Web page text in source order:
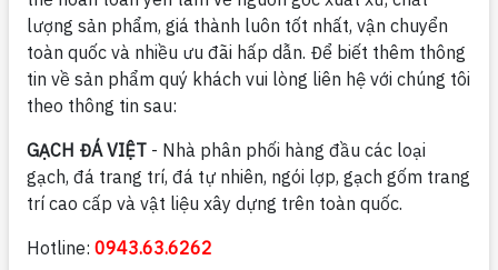
lượng sản phẩm, giá thành luôn tốt nhất, vận chuyển
toàn quốc và nhiều ưu đãi hấp dẫn. Để biết thêm thông
tin về sản phẩm quý khách vui lòng liên hệ với chúng tôi
theo thông tin sau:
GẠCH ĐÁ VIỆT - Nhà phân phối hàng đầu các loại
gạch, đá trang trí, đá tự nhiên, ngói lợp, gạch gốm trang
trí cao cấp và vật liệu xây dựng trên toàn quốc.
Hotline: 0943.63.6262